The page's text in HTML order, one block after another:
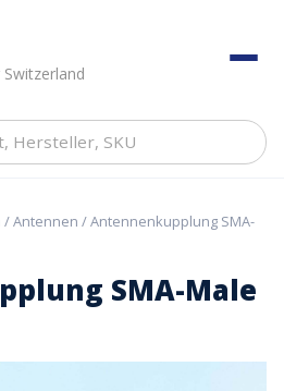
/Antennen / Antennenkupplung SMA-
SMA-Male